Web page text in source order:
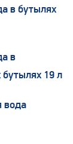
в бутылях
в
19 л
вода